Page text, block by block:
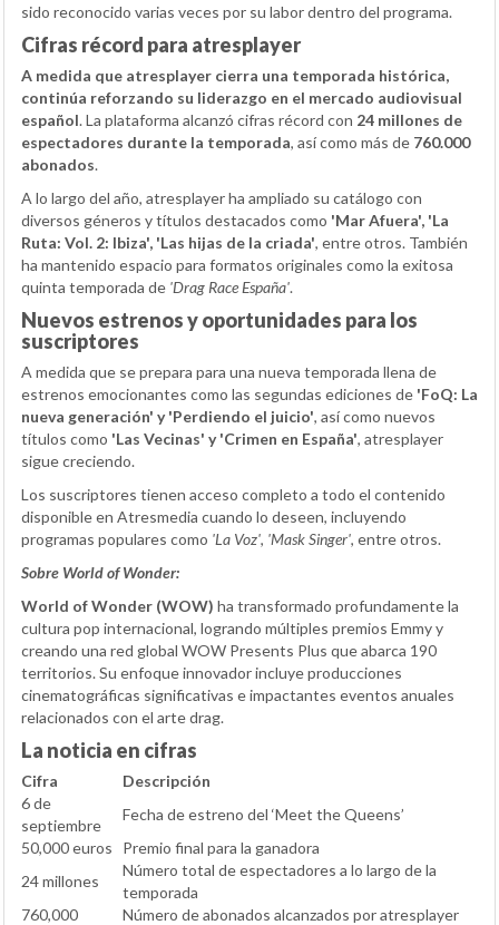
sido reconocido varias veces por su labor dentro del programa.
Cifras récord para atresplayer
A medida que atresplayer cierra una temporada histórica,
continúa reforzando su liderazgo en el mercado audiovisual
español. La plataforma alcanzó cifras récord con 24 millones de
espectadores durante la temporada, así como más de 760.000
abonados.
A lo largo del año, atresplayer ha ampliado su catálogo con
diversos géneros y títulos destacados como 'Mar Afuera', 'La
Ruta: Vol. 2: Ibiza', 'Las hijas de la criada', entre otros. También
ha mantenido espacio para formatos originales como la exitosa
quinta temporada de 'Drag Race España'.
Nuevos estrenos y oportunidades para los
suscriptores
A medida que se prepara para una nueva temporada llena de
estrenos emocionantes como las segundas ediciones de 'FoQ: La
nueva generación' y 'Perdiendo el juicio', así como nuevos
títulos como 'Las Vecinas' y 'Crimen en España', atresplayer
sigue creciendo.
Los suscriptores tienen acceso completo a todo el contenido
disponible en Atresmedia cuando lo deseen, incluyendo
programas populares como 'La Voz', 'Mask Singer', entre otros.
Sobre World of Wonder:
World of Wonder (WOW) ha transformado profundamente la
cultura pop internacional, logrando múltiples premios Emmy y
creando una red global WOW Presents Plus que abarca 190
territorios. Su enfoque innovador incluye producciones
cinematográficas significativas e impactantes eventos anuales
relacionados con el arte drag.
La noticia en cifras
Cifra
Descripción
6 de
septiembre
Fecha de estreno del ‘Meet the Queens’
50,000 euros
Premio final para la ganadora
24 millones
Número total de espectadores a lo largo de la
temporada
760,000
Número de abonados alcanzados por atresplayer